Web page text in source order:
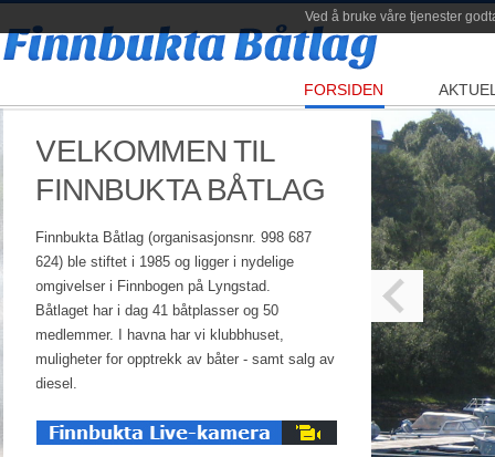
Ved å bruke våre tjenester
FORSIDEN
VELKOMMEN TIL
FINNBUKTA BÅTLAG
Finnbukta Båtlag (organisasjonsnr. 998 687
624) ble stiftet i 1985 og ligger i nydelige
omgivelser i Finnbogen på Lyngstad.
Båtlaget har i dag 41 båtplasser og 50
medlemmer. I havna har vi klubbhuset,
muligheter for opptrekk av båter - samt salg av
diesel.